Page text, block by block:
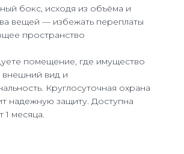
бокс, исходя из объёма и
вещей — избежать переплаты
пространство
помещение, где имущество
внешний вид и
Круглосуточная охрана
надежную защиту. Доступна
1 месяца.